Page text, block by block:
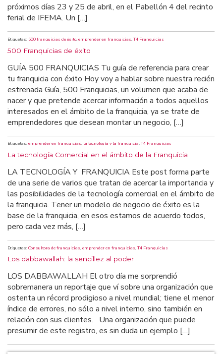
próximos días 23 y 25 de abril, en el Pabellón 4 del recinto
ferial de IFEMA. Un […]
Etiquetas: 500 franquicias de éxito,emprender en franquicias,T4 Franquicias
500 Franquicias de éxito
GUÍA 500 FRANQUICIAS Tu guía de referencia para crear
tu franquicia con éxito Hoy voy a hablar sobre nuestra recién
estrenada Guía, 500 Franquicias, un volumen que acaba de
nacer y que pretende acercar información a todos aquellos
interesados en el ámbito de la franquicia, ya se trate de
emprendedores que desean montar un negocio, […]
Etiquetas:emprender en franquicias, la tecnología y la franquicia,T4 Franquicias
La tecnología Comercial en el ámbito de la Franquicia
LA TECNOLOGÍA Y FRANQUICIA Este post forma parte
de una serie de varios que tratan de acercar la importancia y
las posibilidades de la tecnología comercial en el ámbito de
la franquicia. Tener un modelo de negocio de éxito es la
base de la franquicia, en esos estamos de acuerdo todos,
pero cada vez más, […]
Etiquetas:Consultora de franquicias,emprender en franquicias,T4 Franquicias
Los dabbawallah: la sencillez al poder
LOS DABBAWALLAH El otro día me sorprendió
sobremanera un reportaje que ví sobre una organización que
ostenta un récord prodigioso a nivel mundial; tiene el menor
índice de errores, no sólo a nivel interno, sino también en
relación con sus clientes. Una organización que puede
presumir de este registro, es sin duda un ejemplo […]